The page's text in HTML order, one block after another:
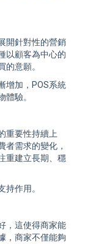
開針對性的營銷
以顧客為中心的
意願。
增加，POS系統
驗。
重要性持續上
者需求的變化，
重建立長期、穩
作用。
，這使得商家能
，商家不僅能夠